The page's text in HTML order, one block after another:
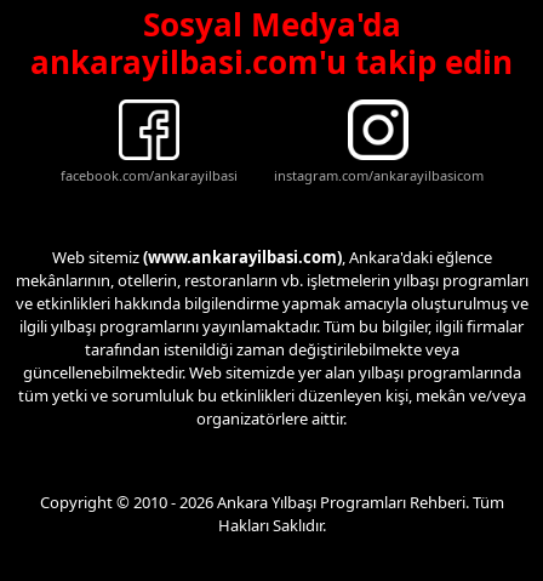
Sosyal Medya'da
ankarayilbasi.com'u takip edin
facebook.com/ankarayilbasi instagram.com/ankarayilbasicom
Web sitemiz(www.ankarayilbasi.com), Ankara'daki eğlence
mekânlarının, otellerin, restoranların vb. işletmelerin yılbaşı programları
ve etkinlikleri hakkında bilgilendirme yapmak amacıyla oluşturulmuş ve
ilgili yılbaşı programlarını yayınlamaktadır. Tüm bu bilgiler, ilgili firmalar
tarafından istenildiği zaman değiştirilebilmekte veya
güncellenebilmektedir. Web sitemizde yer alan yılbaşı programlarında
tüm yetki ve sorumluluk bu etkinlikleri düzenleyen kişi, mekân ve/veya
organizatörlere aittir.
Copyright © 2010 - 2026 Ankara Yılbaşı Programları Rehberi. Tüm
Hakları Saklıdır.